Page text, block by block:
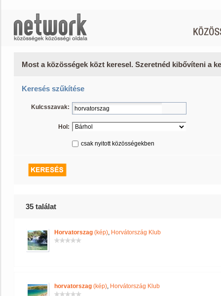
Most a közösségek közt keresel. Szeretnéd kibővíteni a
Keresés szűkítése
Kulcsszavak:
Hol:
csak nyitott közösségekben
35 találat
Horvatorszag (kép), Horvátország Klub
horvatorszag (kép), Horvátország Klub